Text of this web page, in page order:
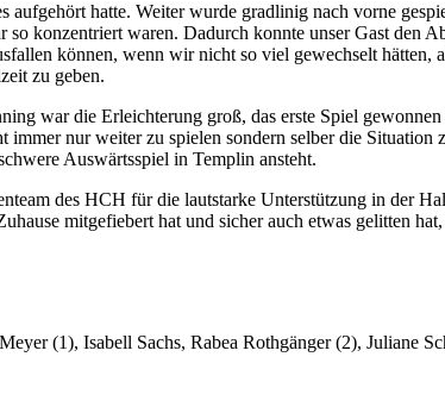
aufgehört hatte. Weiter wurde gradlinig nach vorne
konzentriert waren. Dadurch konnte unser Gast den
können, wenn wir nicht so viel gewechselt hätten,
zu geben.
war die Erleichterung groß, das erste Spiel
nur weiter zu spielen sondern selber die Situation
Auswärtsspiel in Templin ansteht.
des HCH für die lautstarke Unterstützung in der
mitgefiebert hat und sicher auch etwas gelitten
(1), Isabell Sachs, Rabea Rothgänger (2), Juliane